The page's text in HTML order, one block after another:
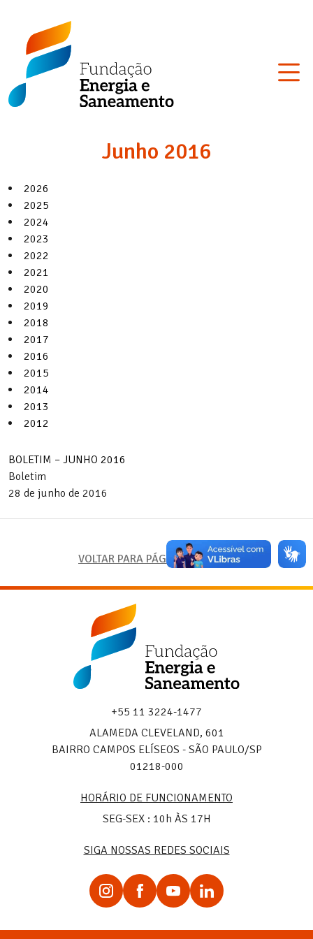
content
Fundação
Energia
Saneamento
Junho 2016
2026
2025
2024
2023
2022
2021
2020
2019
2018
2017
2016
2015
2014
2013
2012
BOLETIM – JUNHO 2016
Boletim
28 de junho de 2016
VOLTAR PARA PÁGINA ANTERIOR
Fundação
Energia
Saneamento
+55 11 3224-1477
ALAMEDA CLEVELAND, 601
BAIRRO CAMPOS ELÍSEOS - SÃO PAULO/SP
01218-000
HORÁRIO DE FUNCIONAMENTO
SEG-SEX : 10h ÀS 17H
SIGA NOSSAS REDES SOCIAIS